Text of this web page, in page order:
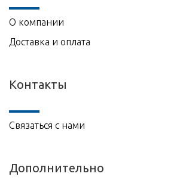
О компании
Доставка и оплата
Контакты
Связаться с нами
Дополнительно